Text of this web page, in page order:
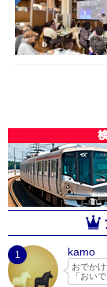
1 kamo
おでか
「おい